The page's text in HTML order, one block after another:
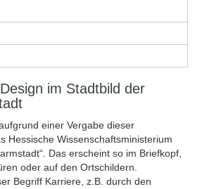
im Stadtbild der
einer Vergabe dieser
Hessische Wissenschaftsministerium
Das erscheint so im Briefkopf,
oder auf den Ortschildern.
Begriff Karriere, z.B. durch den